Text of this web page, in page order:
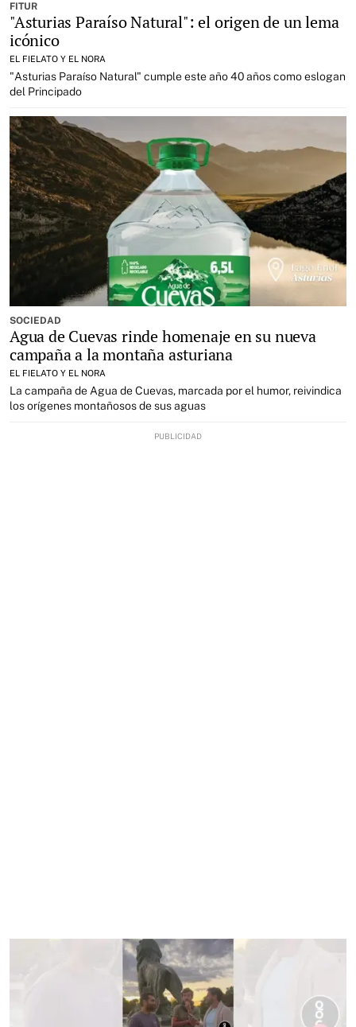
FITUR
"Asturias Paraíso Natural": el origen de un lema
icónico
EL FIELATO Y EL NORA
"Asturias Paraíso Natural" cumple este año 40 años como eslogan
del Principado
SOCIEDAD
Agua de Cuevas rinde homenaje en su nueva
campaña a la montaña asturiana
EL FIELATO Y EL NORA
La campaña de Agua de Cuevas, marcada por el humor, reivindica
los orígenes montañosos de sus aguas